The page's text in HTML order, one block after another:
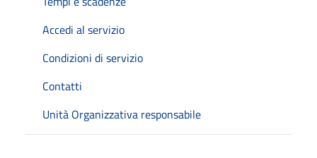
Accedi al servizio
Condizioni di servizio
Contatti
Unità Organizzativa responsabile